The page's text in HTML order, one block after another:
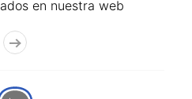
en nuestra web